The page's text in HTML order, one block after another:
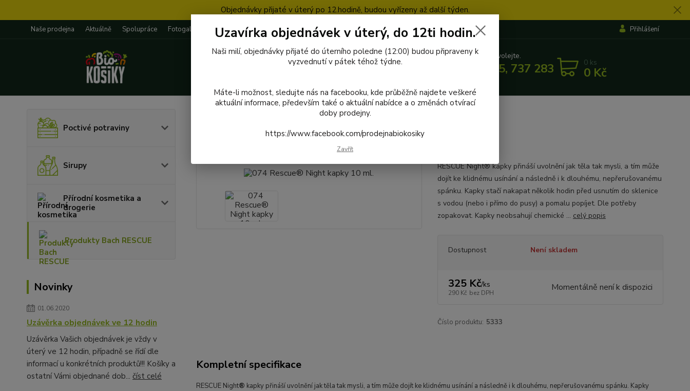
Objednávky přijaté v úterý po 12.hodině, budou vyřízeny až další týden.
Naše prodejna Aktuálně Spolupráce Fotogalerie Recepty Blog Přihlášení
Hledat
Nevíte si rady? Zavolejte.
727 862 655, 737 283 505 0 ks
0 Kč
Poctivé potraviny
Sirupy
Přírodní kosmetika a
drogerie
Produkty Bach RESCUE
Novinky
01.06.2020
Uzávěrka objednávek ve 12 hodin
Uzávěrka Vašich objednávek je vždy v
úterý ve 12 hodin, případně se řídí dle
informací u konkrétních produktů!!! Košíky a
ostatní Vámi objednané dob... číst celé
074 Rescue® Night kapky 10 ml.
074 Rescue® Night kapky 10 ml.
RESCUE Night® kapky přináší uvolnění jak těla tak mysli, a tím může
dojít ke klidnému usínání a následně i k dlouhému, nepřerušovanému
spánku. Kapky stačí nakapat několik hodin před usnutím do sklenice
s vodou (nebo i přímo do pusy) a pomalu popíjet. Dle potřeby
zopakovat. Kapky neobsahují chemické ... celý popis
Dostupnost Není skladem
325 Kč/ks
290 Kč bez DPH Momentálně není k dispozici
Číslo produktu: 5333
Kompletní specifikace
RESCUE Night® kapky přináší uvolnění jak těla tak mysli, a tím může dojít ke klidnému usínání a následně i k dlouhému, nepřerušovanému spánku. Kapky
Uzavírka objednávek v úterý, do 12ti hodin.
Naši milí, objednávky přijaté do úterního poledne (12:00) budou připraveny k
vyzvednutí v pátek téhož týdne.
Máte-li možnost, sledujte nás na facebooku, kde průběžně najdete veškeré
aktuální informace, především také o aktuální nabídce a o změnách otvírací
doby prodejny.
https://www.facebook.com/prodejnabiokosiky
Zavřít